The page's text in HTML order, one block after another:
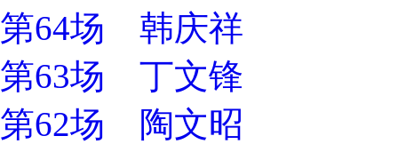
第64场 韩庆祥
第63场 丁文锋
第62场 陶文昭